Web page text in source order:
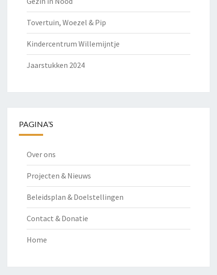
Tovertuin, Woezel & Pip
Kindercentrum Willemijntje
Jaarstukken 2024
PAGINA’S
Over ons
Projecten & Nieuws
Beleidsplan & Doelstellingen
Contact & Donatie
Home